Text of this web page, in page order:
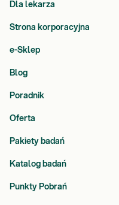
Dla lekarza
Strona korporacyjna
e-Sklep
Blog
Poradnik
Oferta
Pakiety badań
Katalog badań
Punkty Pobrań